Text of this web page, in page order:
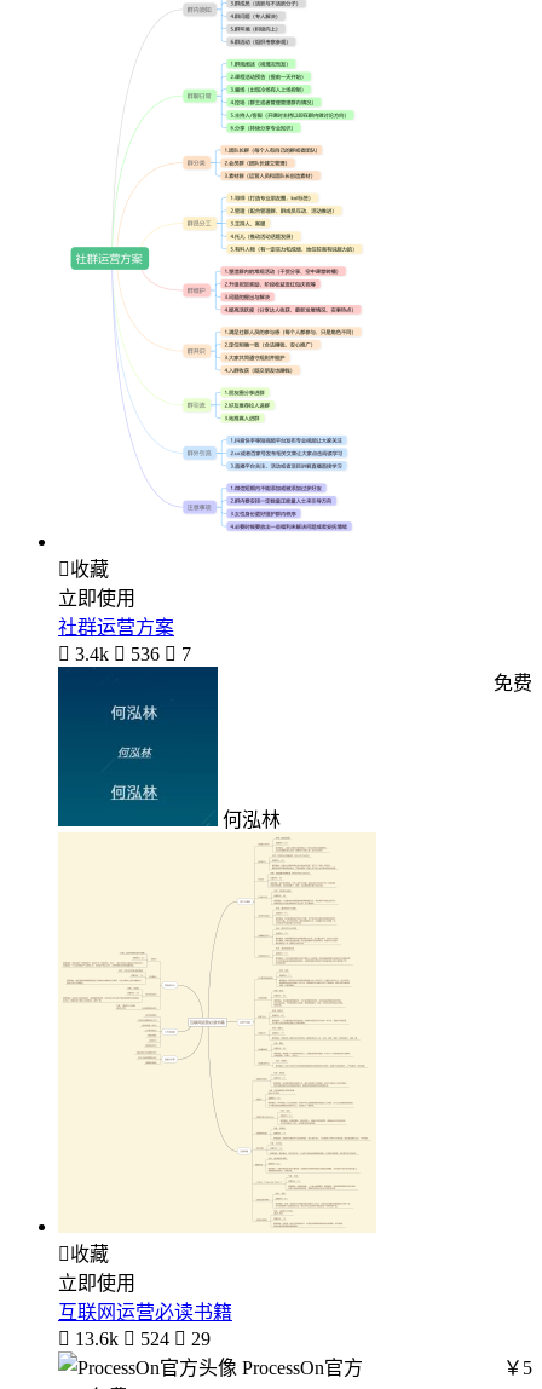
收藏
立即使用
社群运营方案
 3.4k  536  7
何泓林
免费
收藏
立即使用
互联网运营必读书籍
 13.6k  524  29
ProcessOn官方
￥5